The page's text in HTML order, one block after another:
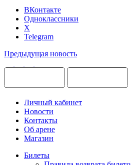
ВКонтакте
Одноклассники
X
Telegram
Предыдущая новость
Личный кабинет
Новости
Контакты
Об арене
Магазин
Билеты